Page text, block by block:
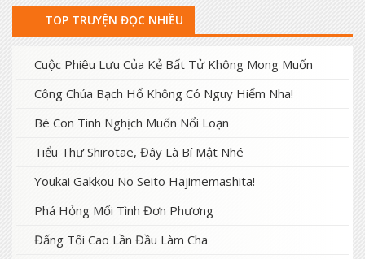
TOP TRUYỆN ĐỌC NHIỀU
Cuộc Phiêu Lưu Của Kẻ Bất Tử Không Mong Muốn
Công Chúa Bạch Hổ Không Có Nguy Hiểm Nha!
Bé Con Tinh Nghịch Muốn Nổi Loạn
Tiểu Thư Shirotae, Đây Là Bí Mật Nhé
Youkai Gakkou No Seito Hajimemashita!
Phá Hỏng Mối Tình Đơn Phương
Đấng Tối Cao Lần Đầu Làm Cha